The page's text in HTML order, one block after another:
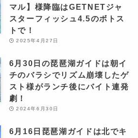
マル】様降臨はGETNETジャ
スターフィッシュ4.5のボトス
トで！
2025年4月27日
6月30日の琵琶湖ガイドは朝イ
チのバラシでリズム崩壊したゲ
スト様がランチ後にバイト連発
劇！
2024年6月30日
6月16日琵琶湖ガイドは北でキ